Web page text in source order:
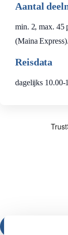
Aantal
min. 2, max. 45
(Maina Express).
Reisdata
dagelijks 10.00-